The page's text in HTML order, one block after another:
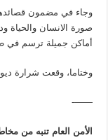
وجاء في مضمون قصائدها
صورة الانسان والحياة
أماكن جميلة ترسم في
وختاما، وقعت شرارة
——-
الأمن العام تنبه من